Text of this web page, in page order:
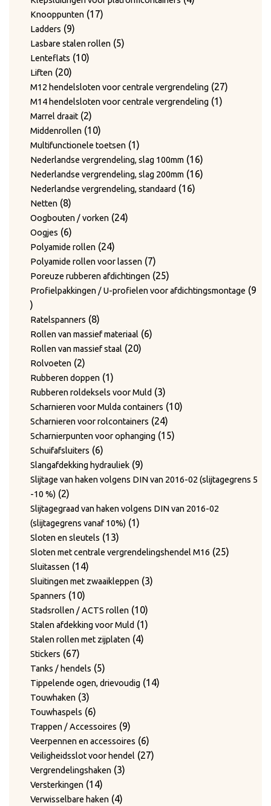
Knooppunten 1717
Ladders 99
producten
Lasbare stalen rollen 55
Lenteflats 1010
Liften 2020
producten
M12 hendelsloten voor centrale vergrendeling 2727
M14 hendelsloten voor centrale vergrendeling 11
Marrel draait 22
producten
Middenrollen 1010
producten
Multifunctionele toetsen 11
product
Nederlandse vergrendeling, slag 100mm 1616
producten
Nederlandse vergrendeling, slag 200mm 1616
Nederlandse vergrendeling, standaard 1616
Netten 88
producten
Oogbouten / vorken 2424
Oogjes 66
producten
Polyamide rollen 2424
producten
Polyamide rollen voor lassen 77
producten
Poreuze rubberen afdichtingen 2525
producten
Profielpakkingen / U-profielen voor afdichtingsmontage
9
9
producten
Ratelspanners 88
producten
Rollen van massief materiaal 66
Rollen van massief staal 2020
Rolvoeten 22
producten
Rubberen doppen 11
product
Rubberen roldeksels voor Muld 33
producten
Scharnieren voor Mulda containers 1010
Scharnieren voor rolcontainers 2424
producten
Scharnierpunten voor ophanging 1515
Schuifafsluiters 66
producten
Slangafdekking hydrauliek 99
producten
Slijtage van haken volgens DIN van 2016-02 (slijtagegrens 5
-10 %)
22
producten
Slijtagegraad van haken volgens DIN van 2016-02
(slijtagegrens vanaf 10%)
11
Sloten en sleutels 1313
producten
Sloten met centrale vergrendelingshendel M16 2525
Sluitassen 1414
producten
Sluitingen met zwaaikleppen 33
Spanners 1010
producten
Stadsrollen / ACTS rollen 1010
producten
Stalen afdekking voor Muld 11
Stalen rollen met zijplaten 44
Stickers 6767
producten
Tanks / hendels 55
producten
Tippelende ogen, drievoudig 1414
Touwhaken 33
producten
Touwhaspels 66
producten
Trappen / Accessoires 99
producten
Veerpennen en accessoires 66
producten
Veiligheidsslot voor hendel 2727
Vergrendelingshaken 33
Versterkingen 1414
producten
Verwisselbare haken 44